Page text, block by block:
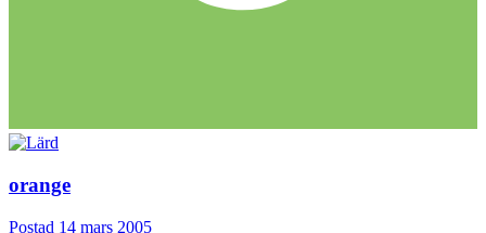
orange
Postad 14 mars 2005